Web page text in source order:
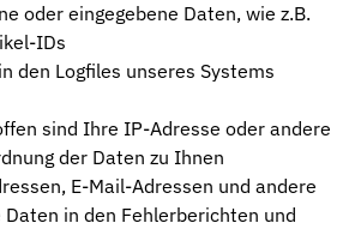
oder eingegebene Daten, wie z.B.
IDs
den Logfiles unseres Systems
sind Ihre IP-Adresse oder andere
der Daten zu Ihnen
E-Mail-Adressen und andere
Daten in den Fehlerberichten und